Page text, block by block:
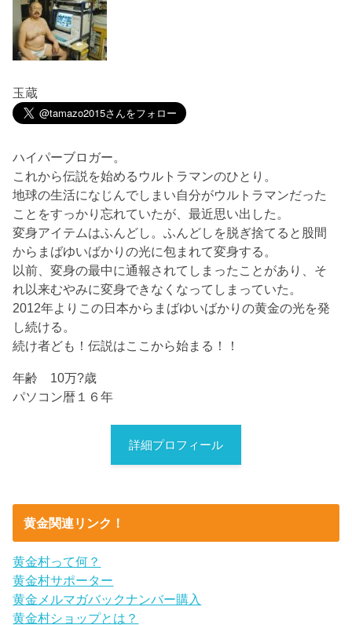
玉蔵
ハイパーブロガー。
これから伝説を始めるウルトラマンのひとり。
地球の生活になじんでしまい自分がウルトラマンだった
ことをすっかり忘れていたが、最近思い出した。
変身アイテムはふんどし。ふんどしを脱ぎ捨てると股間
からまばゆいばかりの光に包まれて変身する。
以前、変身の最中に通報されてしまったことがあり、そ
れ以来むやみに変身できなくなってしまっていた。
2012年よりこの日本からまばゆいばかりの黄金の光を発
し続ける。
続け者ども！伝説はここから始まる！！
年齢 10万?歳
パソコン暦１６年
詳細プロフィール
黄金関連リンク！
黄金村って何？
黄金村サポーター
黄金メルマガバックナンバー購入
黄金村ショップとは？